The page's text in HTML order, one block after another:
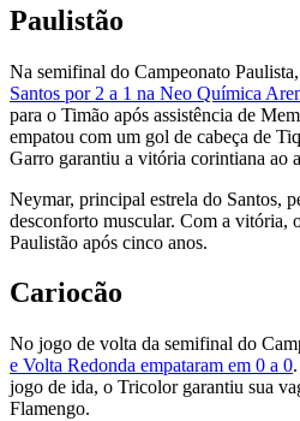
Paulistão
Na semifinal do Campeonato Paulista,
Santos por 2 a 1 na Neo Química
para o Timão após assistência de
empatou com um gol de cabeça de
Garro garantiu a vitória corintiana ao
Neymar, principal estrela do Santos,
desconforto muscular. Com a vitória,
Paulistão após cinco anos.
Cariocão
No jogo de volta da semifinal do
e Volta Redonda empataram em 0 a 0
jogo de ida, o Tricolor garantiu sua
Flamengo.